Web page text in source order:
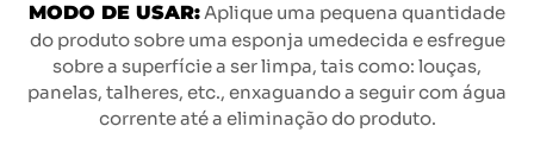
MODO DE USAR:Aplique uma pequena quantidade
do produto sobre uma esponja umedecida e esfregue
sobre a superfície a ser limpa, tais como: louças,
panelas, talheres, etc., enxaguando a seguir com água
corrente até a eliminação do produto.